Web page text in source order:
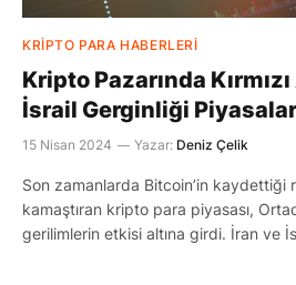
KRIPTO PARA HABERLERI
Kripto Pazarında
İsrail Gerginliği
15 Nisan 2024 Yazar: Deniz Çelik
Son zamanlarda Bitcoin’in kaydettiği
kamaştıran kripto para piyasası,
gerilimlerin etkisi altına girdi. İran ve